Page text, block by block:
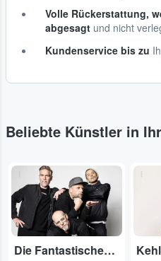
Volle Rückerstattung,
abgesagt und nicht
Kundenservice bis zu
Beliebte Künstler in
Die Fantastischen Vier